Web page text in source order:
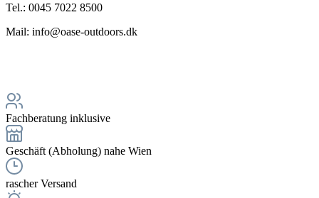
Tel.: 0045 7022 8500
Mail: info@oase-outdoors.dk
Fachberatung inklusive
Geschäft (Abholung) nahe Wien
rascher Versand